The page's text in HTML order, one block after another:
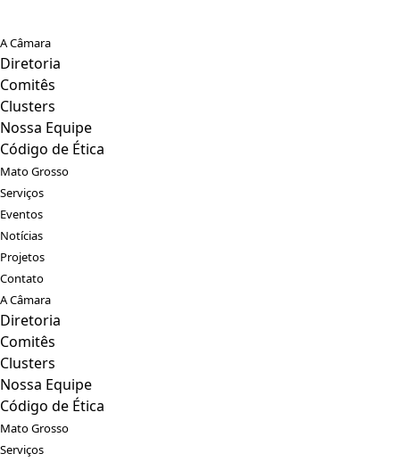
A Câmara
Diretoria
Comitês
Clusters
Nossa Equipe
Código de Ética
Mato Grosso
Serviços
Eventos
Notícias
Projetos
Contato
A Câmara
Diretoria
Comitês
Clusters
Nossa Equipe
Código de Ética
Mato Grosso
Serviços